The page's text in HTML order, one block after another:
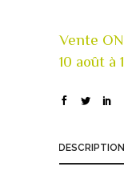
DESCRIPTION